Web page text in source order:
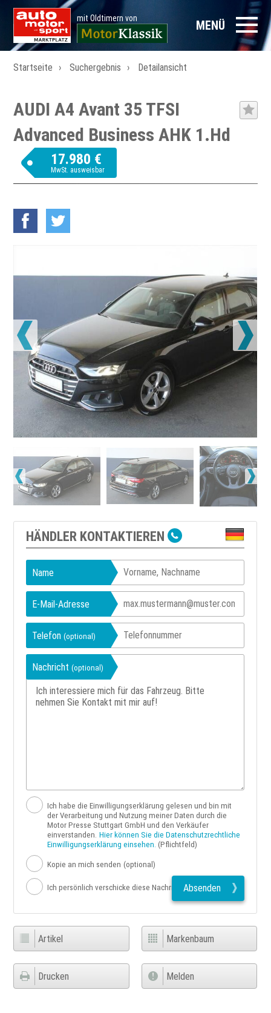
mit Oldtimern von MENÜ
Startseite Suchergebnis Detailansicht
AUDI A4 Avant 35 TFSI
Advanced Business AHK 1.Hd
17.980 €
MwSt. ausweisbar
HÄNDLER KONTAKTIEREN
Name
E-Mail-Adresse
Telefon(optional)
Nachricht(optional)
Ich habe die Einwilligungserklärung gelesen und bin mit
der Verarbeitung und Nutzung meiner Daten durch die
Motor Presse Stuttgart GmbH und den Verkäufer
einverstanden. Hier können Sie die Datenschutzrechtliche
Einwilligungserklärung einsehen. (Pflichtfeld)
Kopie an mich senden (optional)
Ich persönlich verschicke diese Nachricht Absenden
Artikel Markenbaum
Drucken Melden